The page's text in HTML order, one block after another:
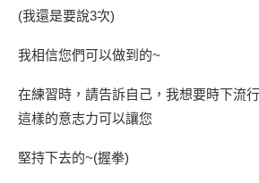
(我還是要說3次)
我相信您們可以做到的~
在練習時，請告訴自己，我想要時下流
這樣的意志力可以讓您
堅持下去的~(握拳)